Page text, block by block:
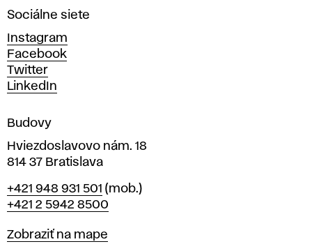
ý
c
h
u
m
e
í
v
r
a
i
Sociálne siete
Instagram
Facebook
Twitter
LinkedIn
Budovy
Hviezdoslavovo nám. 18
814 37 Bratislava
Telefón
+421 948 931 501 (mob.)
+421 2 5942 8500
Mapa
Zobraziť na mape